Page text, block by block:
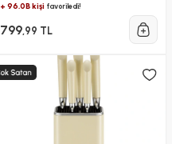
+ 96.0B kişifavoriledi!
799,99 TL